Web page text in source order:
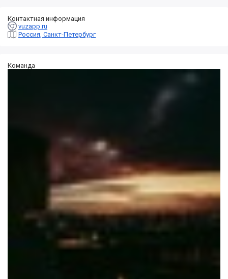
Контактная информация
vuzapp.ru
Россия, Санкт-Петербург
Команда